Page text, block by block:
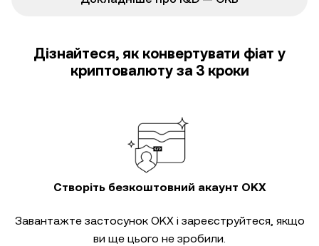
Дізнайтеся, як конвертувати фіат у
криптовалюту за 3 кроки
Створіть безкоштовний акаунт OKX
Завантажте застосунок OKX і зареєструйтеся, якщо
ви ще цього не зробили.